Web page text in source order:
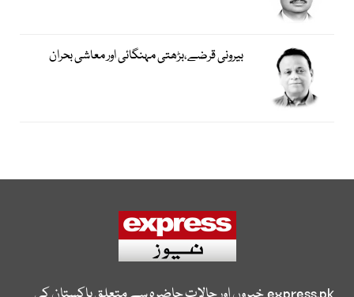
بیرونی قرضے،بڑھتی مہنگائی اور معاشی بحران